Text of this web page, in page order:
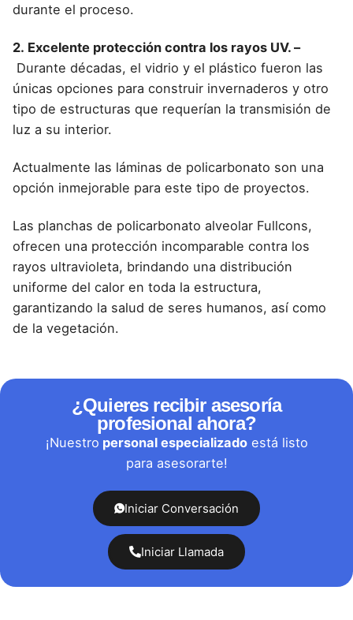
durante el proceso.
2. Excelente protección contra los rayos UV. –
Durante décadas, el vidrio y el plástico fueron las
únicas opciones para construir invernaderos y otro
tipo de estructuras que requerían la transmisión de
luz a su interior.
Actualmente las láminas de policarbonato son una
opción inmejorable para este tipo de proyectos.
Las planchas de policarbonato alveolar Fullcons,
ofrecen una protección incomparable contra los
rayos ultravioleta, brindando una distribución
uniforme del calor en toda la estructura,
garantizando la salud de seres humanos, así como
de la vegetación.
¿Quieres recibir asesoría
profesional ahora?
¡Nuestro personal especializadoestá listo
para asesorarte!
Iniciar Conversación
Iniciar Llamada